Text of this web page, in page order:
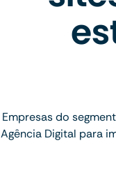
Empresas do
Agência Digital para